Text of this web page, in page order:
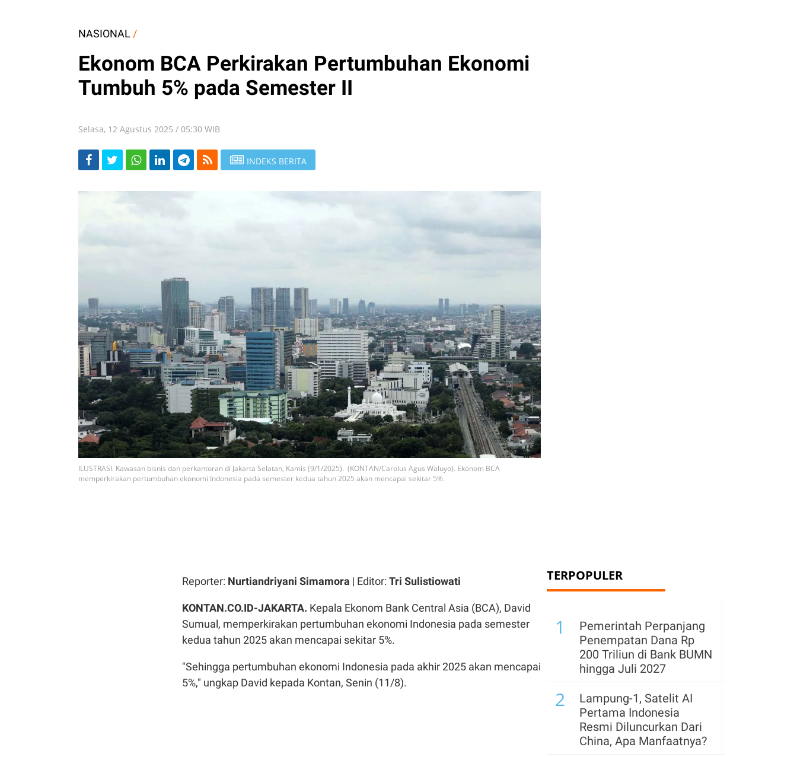
NASIONAL /
Ekonom BCA Perkirakan Pertumbuhan Ekonomi
Tumbuh 5% pada Semester II
Selasa, 12 Agustus 2025 / 05:30 WIB
INDEKS BERITA
ILUSTRASI. Kawasan bisnis dan perkantoran di Jakarta Selatan, Kamis (9/1/2025). (KONTAN/Carolus Agus Waluyo). Ekonom BCA
memperkirakan pertumbuhan ekonomi Indonesia pada semester kedua tahun 2025 akan mencapai sekitar 5%.
Reporter: Nurtiandriyani Simamora | Editor: Tri Sulistiowati
KONTAN.CO.ID-JAKARTA. Kepala Ekonom Bank Central Asia (BCA), David
Sumual, memperkirakan pertumbuhan ekonomi Indonesia pada semester
kedua tahun 2025 akan mencapai sekitar 5%.
"Sehingga pertumbuhan ekonomi Indonesia pada akhir 2025 akan mencapai
5%," ungkap David kepada Kontan, Senin (11/8).
TERPOPULER
1
Pemerintah Perpanjang
Penempatan Dana Rp
200 Triliun di Bank BUMN
hingga Juli 2027
2
Lampung-1, Satelit AI
Pertama Indonesia
Resmi Diluncurkan Dari
China, Apa Manfaatnya?